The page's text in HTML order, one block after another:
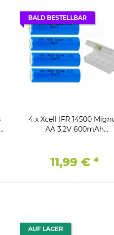
BALD BESTELLBAR
4 x Xcell IFR 14500
AA 3,2V 600mAh
11,99 € *
AUF LAGER